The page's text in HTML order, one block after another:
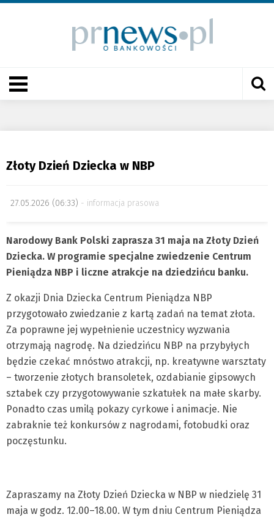
Złoty Dzień Dziecka w NBP
27.05.2026 (06:33) informacja prasowa
Narodowy Bank Polski zaprasza 31 maja na Złoty Dzień
Dziecka. W programie specjalne zwiedzenie Centrum
Pieniądza NBP i liczne atrakcje na dziedzińcu banku.
Z okazji Dnia Dziecka Centrum Pieniądza NBP
przygotowało zwiedzanie z kartą zadań na temat złota.
Za poprawne jej wypełnienie uczestnicy wyzwania
otrzymają nagrodę. Na dziedzińcu NBP na przybyłych
będzie czekać mnóstwo atrakcji, np. kreatywne warsztaty
– tworzenie złotych bransoletek, ozdabianie gipsowych
sztabek czy przygotowywanie szkatułek na małe skarby.
Ponadto czas umilą pokazy cyrkowe i animacje. Nie
zabraknie też konkursów z nagrodami, fotobudki oraz
poczęstunku.
Zapraszamy na Złoty Dzień Dziecka w NBP w niedzielę 31
maja w godz. 12.00–18.00. W tym dniu Centrum Pieniądza